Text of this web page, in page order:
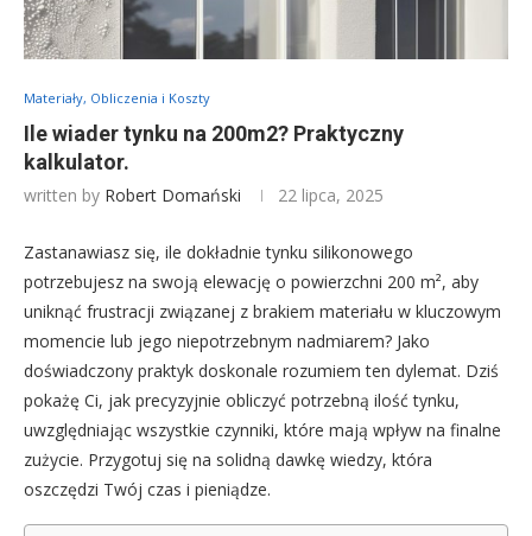
Materiały, Obliczenia i Koszty
Ile wiader tynku na 200m2? Praktyczny
kalkulator.
written by Robert Domański 22 lipca, 2025
Zastanawiasz się, ile dokładnie tynku silikonowego
potrzebujesz na swoją elewację o powierzchni 200 m², aby
uniknąć frustracji związanej z brakiem materiału w kluczowym
momencie lub jego niepotrzebnym nadmiarem? Jako
doświadczony praktyk doskonale rozumiem ten dylemat. Dziś
pokażę Ci, jak precyzyjnie obliczyć potrzebną ilość tynku,
uwzględniając wszystkie czynniki, które mają wpływ na finalne
zużycie. Przygotuj się na solidną dawkę wiedzy, która
oszczędzi Twój czas i pieniądze.